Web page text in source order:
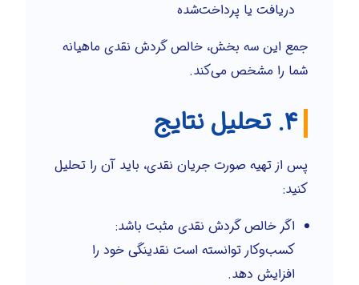
دریافت یا پرداخت‌شده
جمع این سه بخش، خالص گردش نقدی ماهیانه
شما را مشخص می‌کند.
۴. تحلیل نتایج
پس از تهیه صورت جریان نقدی، باید آن را تحلیل
کنید:
اگر خالص گردش نقدی مثبت باشد:
کسب‌وکار توانسته است نقدینگی خود را
افزایش دهد.